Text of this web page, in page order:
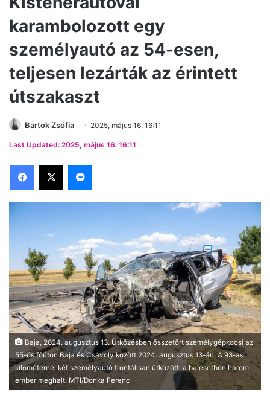
karambolozott egy
személyautó az 54-esen,
teljesen lezárták az érintett
útszakaszt
Bartok Zsófia 2025, május 16. 16:11
Last Updated: 2025, május 16. 16:11
Facebook
X Messenger
Baja, 2024. augusztus 13. Ütközésben összetört személygépkocsi az
55-ös főúton Baja és Csávoly között 2024. augusztus 13-án. A 93-as
kilométernél két személyautó frontálisan ütközött, a balesetben három
ember meghalt. MTI/Donka Ferenc